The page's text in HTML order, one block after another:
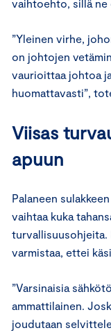
vaihtoehto, sillä ne
”Yleinen virhe,
on johtojen
vaurioittaa johtoa
huomattavasti”,
Viisas
apuun
Palaneen
vaihtaa kuka
turvallisuusohjeita.
varmistaa, ettei
”Varsinaisia
ammattilainen.
joudutaan